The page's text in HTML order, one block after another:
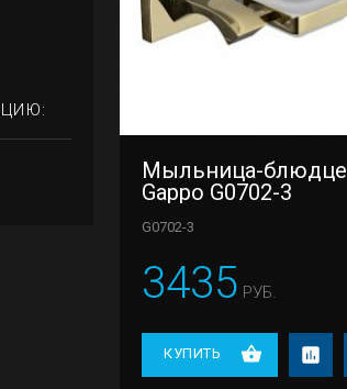
Мыльница-блюдце
Gappo G0702-3
G0702-3
3435 РУБ.
КУПИТЬ